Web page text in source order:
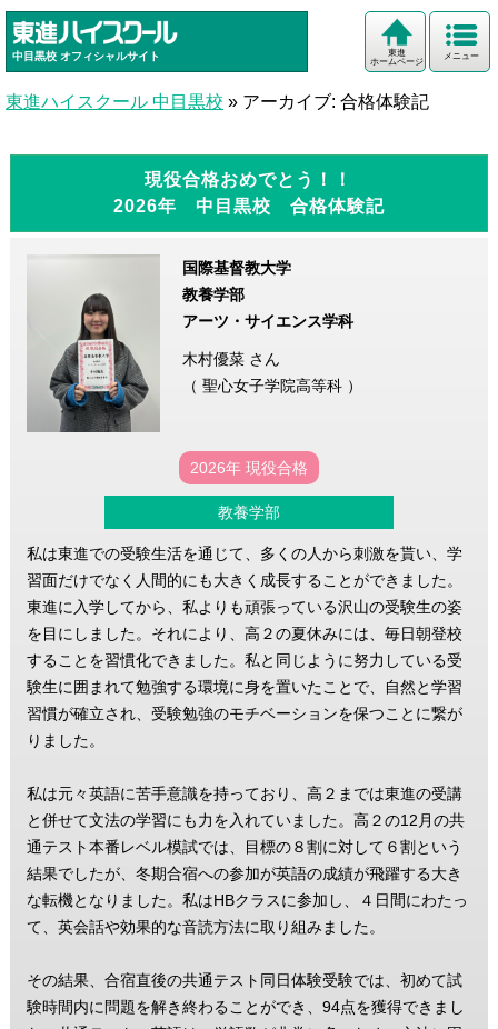
中目黒校 オフィシャルサイト メニュー
東進
ホームページ
東進ハイスクール 中目黒校 » アーカイブ: 合格体験記
現役合格おめでとう！！
2026年 中目黒校 合格体験記
国際基督教大学
教養学部
アーツ・サイエンス学科
木村優菜 さん
（ 聖心女子学院高等科 ）
2026年 現役合格
教養学部
私は東進での受験生活を通じて、多くの人から刺激を貰い、学
習面だけでなく人間的にも大きく成長することができました。
東進に入学してから、私よりも頑張っている沢山の受験生の姿
を目にしました。それにより、高２の夏休みには、毎日朝登校
することを習慣化できました。私と同じように努力している受
験生に囲まれて勉強する環境に身を置いたことで、自然と学習
習慣が確立され、受験勉強のモチベーションを保つことに繋が
りました。
私は元々英語に苦手意識を持っており、高２までは東進の受講
と併せて文法の学習にも力を入れていました。高２の12月の共
通テスト本番レベル模試では、目標の８割に対して６割という
結果でしたが、冬期合宿への参加が英語の成績が飛躍する大き
な転機となりました。私はHBクラスに参加し、４日間にわたっ
て、英会話や効果的な音読方法に取り組みました。
その結果、合宿直後の共通テスト同日体験受験では、初めて試
験時間内に問題を解き終わることができ、94点を獲得できまし